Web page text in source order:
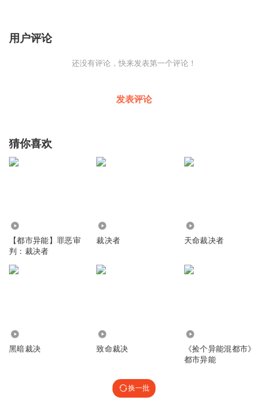
用户评论
还没有评论，快来发表第一个评论！
发表评论
猜你喜欢
【都市异能】罪恶审
判：裁决者
裁决者 天命裁决者
黑暗裁决 致命裁决
《捡个异能混都市》
都市异能
换一批